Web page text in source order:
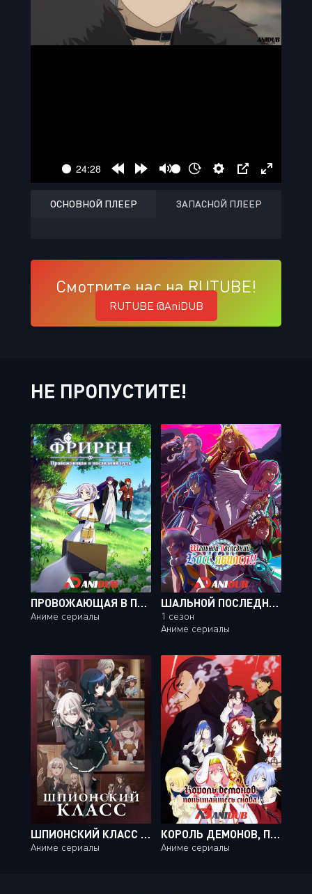
ОСНОВНОЙ ПЛЕЕР ЗАПАСНОЙ ПЛЕЕР
Смотрите нас на RUTUBE!
RUTUBE @AniDUB
НЕ ПРОПУСТИТЕ!
ПРОВОЖАЮЩАЯ В ПОСЛЕДНИЙ ПУТЬ ФРИРЕН / SOUSOU NO FRIEREN [28 ИЗ 28]
Аниме сериалы
ШАЛЬНОЙ ПОСЛЕДНИЙ БОСС ЯВИЛСЯ!
1 сезон
Аниме сериалы
ШПИОНСКИЙ КЛАСС ТВ-2 / SPY KYOUSHITSU TV-2 [12 ИЗ 12]
Аниме сериалы
КОРОЛЬ ДЕМОНОВ, ПОПЫТАЙТЕСЬ СНОВА! ТВ-2 / MAOU-SAMA, RETRY! R TV-2 [12 ИЗ 12]
Аниме сериалы